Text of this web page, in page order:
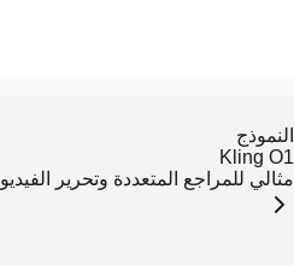
النموذج
Kling O1
مثالي للمراجع المتعددة وتحرير الفيديو